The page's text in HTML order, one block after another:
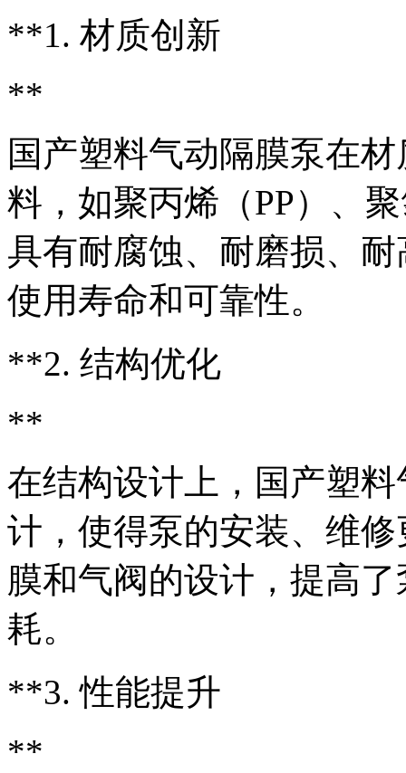
**1. 材质创新
**
国产塑料气动隔膜泵在
料，如聚丙烯（PP）、
具有耐腐蚀、耐磨损、
使用寿命和可靠性。
**2. 结构优化
**
在结构设计上，国产塑
计，使得泵的安装、维
膜和气阀的设计，提高
耗。
**3. 性能提升
**